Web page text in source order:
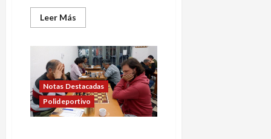
Leer Más
más
Domingo
con
mucho
vóley
femenino
Notas Destacadas
Polideportivo